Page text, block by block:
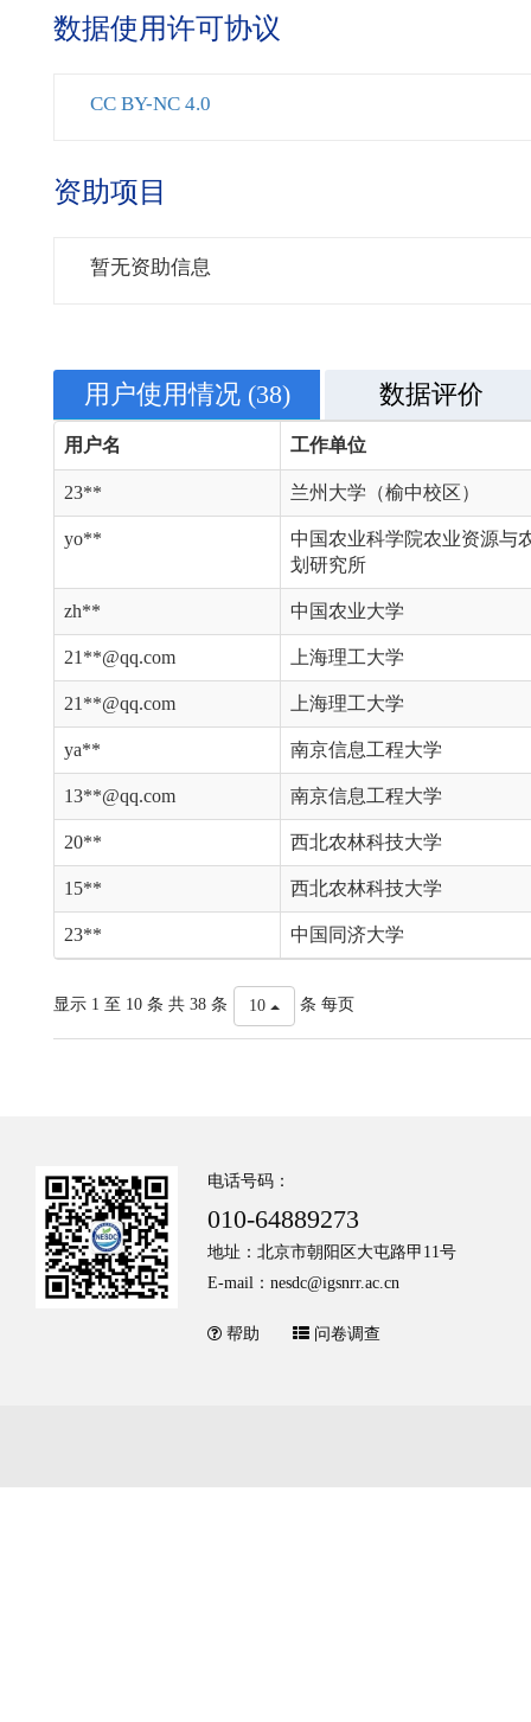
数据使用许可协议
CC BY-NC 4.0
资助项目
暂无资助信息
用户使用情况 (38) 数据评价
用户名 工作单位
23** 兰州大学（榆中校区）
yo**
中国农业科学院农业资源与
划研究所
zh** 中国农业大学
21**@qq.com 上海理工大学
21**@qq.com 上海理工大学
ya** 南京信息工程大学
13**@qq.com 南京信息工程大学
20** 西北农林科技大学
15** 西北农林科技大学
23** 中国同济大学
显示 1 至 10 条 共 38 条 10 条 每页
电话号码：
010-64889273
地址：北京市朝阳区大屯路甲11号
E-mail：nesdc@igsnrr.ac.cn
帮助 问卷调查